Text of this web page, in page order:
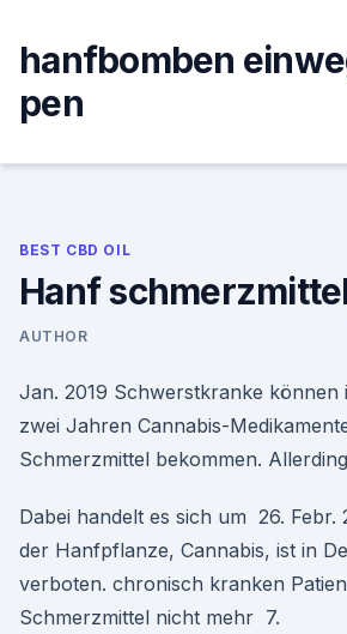
content
hanfbomben
pen
BEST CBD OIL
Hanf
AUTHOR
Jan. 2019 Schwerstkranke können
zwei Jahren Cannabis-
Schmerzmittel bekommen.
Dabei handelt es sich um 26. Febr.
der Hanfpflanze, Cannabis, ist in
verboten. chronisch kranken
Schmerzmittel nicht mehr 7.